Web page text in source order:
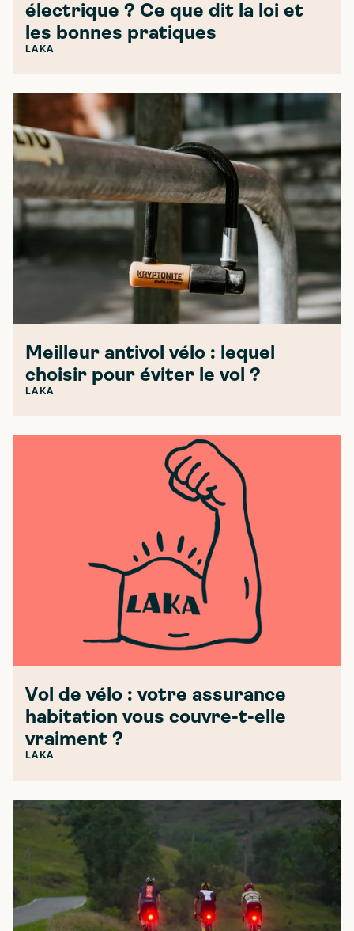
électrique ? Ce que dit la loi et
les bonnes pratiques
LAKA
Meilleur antivol vélo : lequel
choisir pour éviter le vol ?
LAKA
Vol de vélo : votre assurance
habitation vous couvre-t-elle
vraiment ?
LAKA